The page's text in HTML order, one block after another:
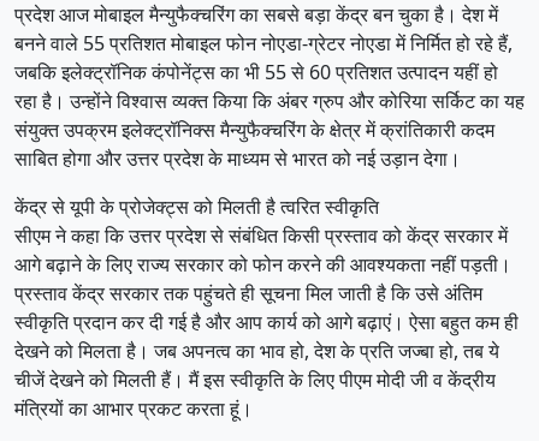
प्रदेश आज मोबाइल मैन्युफैक्चरिंग का सबसे बड़ा केंद्र बन चुका है। देश में
बनने वाले 55 प्रतिशत मोबाइल फोन नोएडा-ग्रेटर नोएडा में निर्मित हो रहे हैं,
जबकि इलेक्ट्रॉनिक कंपोनेंट्स का भी 55 से 60 प्रतिशत उत्पादन यहीं हो
रहा है। उन्होंने विश्वास व्यक्त किया कि अंबर ग्रुप और कोरिया सर्किट का यह
संयुक्त उपक्रम इलेक्ट्रॉनिक्स मैन्युफैक्चरिंग के क्षेत्र में क्रांतिकारी कदम
साबित होगा और उत्तर प्रदेश के माध्यम से भारत को नई उड़ान देगा।
केंद्र से यूपी के प्रोजेक्ट्स को मिलती है त्वरित स्वीकृति
सीएम ने कहा कि उत्तर प्रदेश से संबंधित किसी प्रस्ताव को केंद्र सरकार में
आगे बढ़ाने के लिए राज्य सरकार को फोन करने की आवश्यकता नहीं पड़ती।
प्रस्ताव केंद्र सरकार तक पहुंचते ही सूचना मिल जाती है कि उसे अंतिम
स्वीकृति प्रदान कर दी गई है और आप कार्य को आगे बढ़ाएं। ऐसा बहुत कम ही
देखने को मिलता है। जब अपनत्व का भाव हो, देश के प्रति जज्बा हो, तब ये
चीजें देखने को मिलती हैं। मैं इस स्वीकृति के लिए पीएम मोदी जी व केंद्रीय
मंत्रियों का आभार प्रकट करता हूं।